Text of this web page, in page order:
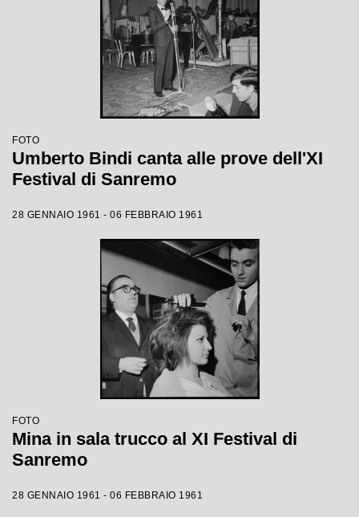
FOTO
Umberto Bindi canta alle prove dell'XI
Festival di Sanremo
28 GENNAIO 1961 - 06 FEBBRAIO 1961
FOTO
Mina in sala trucco al XI Festival di
Sanremo
28 GENNAIO 1961 - 06 FEBBRAIO 1961